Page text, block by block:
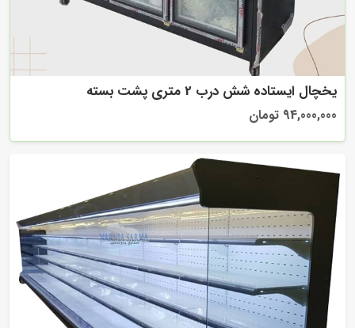
یخچال ایستاده شش درب 2 متری پشت بسته
94,000,000 تومان